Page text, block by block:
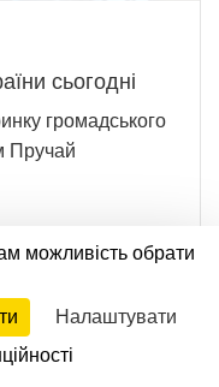
сьогодні
громадського
Пручай
можливість обрати
Налаштувати